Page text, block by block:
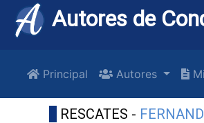
Autores de
Principal Autores
RESCATES -